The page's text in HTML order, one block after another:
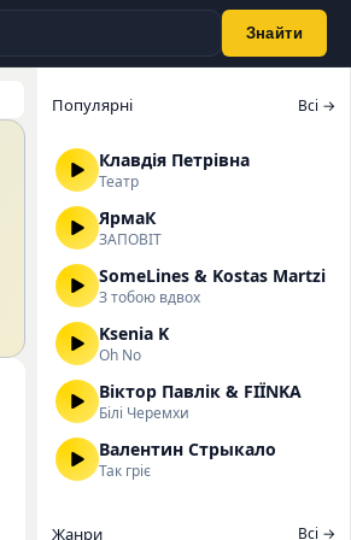
Знайти
Популярні Всі →
Клавдія Петрівна
Театр
ЯрмаК
ЗАПОВІТ
SomeLines & Kostas Martzi
З тобою вдвох
Ksenia K
Oh No
Віктор Павлік & FIЇNKA
Білі Черемхи
Валентин Стрыкало
Так гріє
Жанри Всі →